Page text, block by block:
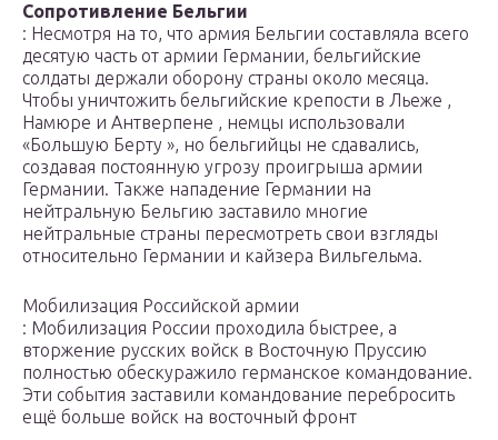
Сопротивление Бельгии
: Несмотря на то, что армия Бельгии составляла всего
десятую часть от армии Германии, бельгийские
солдаты держали оборону страны около месяца.
Чтобы уничтожить бельгийские крепости в Льеже ,
Намюре и Антверпене , немцы использовали
«Большую Берту », но бельгийцы не сдавались,
создавая постоянную угрозу проигрыша армии
Германии. Также нападение Германии на
нейтральную Бельгию заставило многие
нейтральные страны пересмотреть свои взгляды
относительно Германии и кайзера Вильгельма.
Мобилизация Российской армии
: Мобилизация России проходила быстрее, а
вторжение русских войск в Восточную Пруссию
полностью обескуражило германское командование.
Эти события заставили командование перебросить
ещё больше войск на восточный фронт